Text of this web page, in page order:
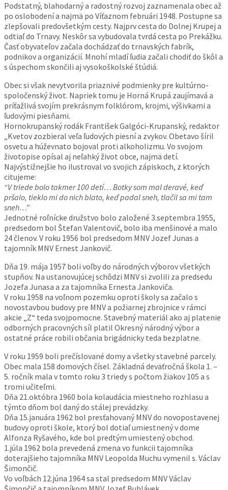
Podstatný, blahodarný a radostný rozvoj zaznamenala obec až
po oslobodení a najmä po Víťaznom februári 1948. Postupne sa
zlepšovali predovšetkým cesty. Najprv cesta do Dolnej Krupej a
odtiaľ do Trnavy. Neskôr sa vybudovala tvrdá cesta po Prekážku.
Časť obyvateľov začala dochádzať do trnavských fabrík,
podnikov a organizácií. Mnohí mladí ľudia začali chodiť do škôl a
s úspechom skončili aj vysokoškolské štúdiá.
Obec si však nevytvorila priaznivé podmienky pre kultúrno-
spoločenský život. Napriek tomu je Horná Krupá zaujímavá a
príťažlivá svojím prekrásnym folklórom, krojmi, výšivkami a
ľudovými piesňami.
Hornokrupanský rodák František Galgóci-Krupanský, redaktor
„Kvetov zozbieral veľa ľudových piesní a zvykov. Obetavo šíril
osvetu a húževnato bojoval proti alkoholizmu. Vo svojom
životopise opísal aj neľahký život obce, najmä detí.
Najvýstižnejšie ho ilustroval vo svojich zápiskoch, z ktorých
citujeme:
“V triede bolo takmer 100 detí… Botky som mal deravé, keď
pršalo, tieklo mi do nich blato, keď padal sneh, tlačil sa mi tam
sneh…”
Jednotné roľnícke družstvo bolo založené 3.septembra 1955,
predsedom bol Štefan Valentovič, bolo iba menšinové a malo
24 členov. V roku 1956 bol predsedom MNV Jozef Junas a
tajomník MNV Ernest Jankovič.
Dňa 19. mája 1957 boli voľby do národných výborov všetkých
stupňov. Na ustanovujúcej schôdzi MNV si zvolili za predsedu
Jozefa Junasa a za tajomníka Ernesta Jankoviča.
V roku 1958 na voľnom pozemku oproti školy sa začalo s
novostavbou budovy pre MNV a požiarnej zbrojnice v rámci
akcie „Z“ teda svojpomocne. Stavebný materiál ako aj platenie
odborných pracovných síl platil Okresný národný výbor a
ostatné práce robili občania brigádnicky teda bezplatne.
V roku 1959 boli prečíslované domy a všetky stavebné parcely.
Obec mala 158 domových čísel. Základná deväťročná škola 1. –
5. ročník mala v tomto roku 3 triedy s počtom žiakov 105 a s
tromi učiteľmi.
Dňa 21.októbra 1960 bola kolaudácia miestneho rozhlasu a
týmto dňom bol daný do stálej prevádzky.
Dňa 15.januára 1962 bol presťahovaný MNV do novopostavenej
budovy oproti škole, ktorý bol dotiaľ umiestnený v dome
Alfonza Ryšavého, kde bol predtým umiestený obchod.
1.júla 1962 bola prevedená zmena vo funkcii tajomníka
doterajšieho tajomníka MNV Leopolda Muchu vymenil s. Václav
Šimončič.
Vo voľbách 12.júna 1964 sa stal predsedom MNV Václav